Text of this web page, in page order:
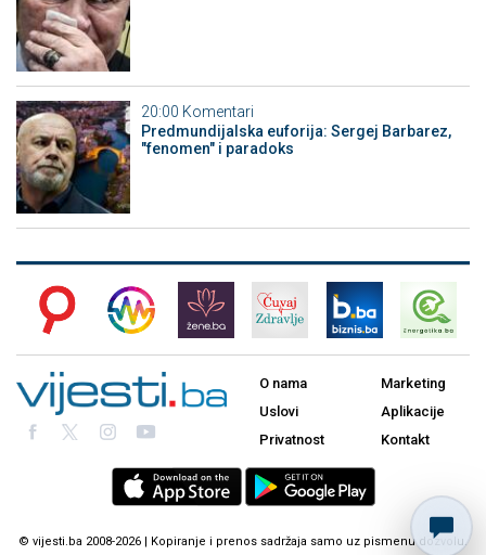
20:00 Komentari
Predmundijalska euforija: Sergej Barbarez,
"fenomen" i paradoks
O nama
Uslovi
Privatnost
Marketing
Aplikacije
Kontakt
© vijesti.ba 2008-2026 | Kopiranje i prenos sadržaja samo uz pismenu dozvolu.